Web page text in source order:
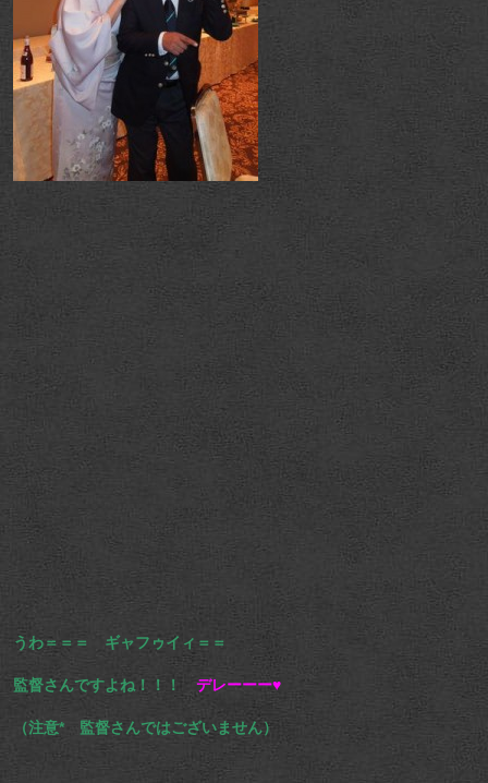
うわ＝＝＝ ギャフゥイィ＝＝
監督さんですよね！！！ デレーーー♥
（注意* 監督さんではございません）